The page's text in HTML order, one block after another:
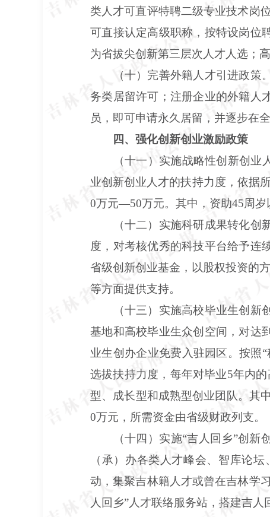
类人才可直评特聘二级专业技术岗
可直接认定高级职称，按特设岗位
为省拔尖创新第三层次人才人选；
（十）完善外籍人才引进政
务类居留许可；注册企业的外籍人
员，即可申请永久居留，并逐步在
四、强化创新创业激励政策
（十一）实施战略性创新创
业创新创业人才的扶持力度，依据
0万元—50万元。其中，资助45周岁
（十二）实施科研成果转化
度，对考核优秀的科技平台给予连
省级创新创业基金，以股权投资的
等方面提供支持。
（十三）实施高校毕业生创
基地和高校毕业生众创空间，对达
业生创办企业免费入驻园区。按照
选拔扶持力度，每年对毕业5年内
型、成长型和成熟型创业团队。其
0万元，所需资金由省级财政列支。
（十四）实施“吉人回乡”创
（承）办各类人才峰会、智库论
动，集聚吉林籍人才或曾在吉林学
人回乡”人才联络服务站，搭建吉人